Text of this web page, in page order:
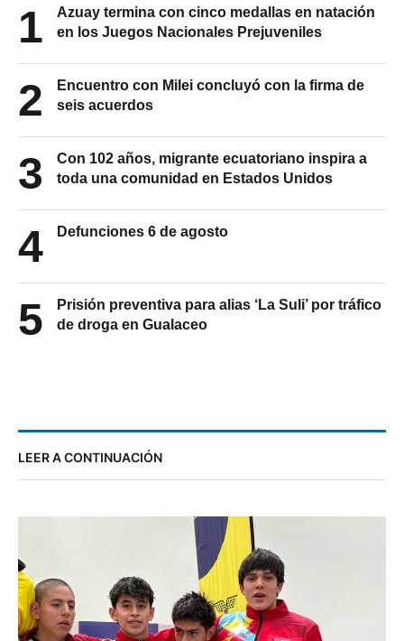
1
Azuay termina con cinco medallas en natación
en los Juegos Nacionales Prejuveniles
2
Encuentro con Milei concluyó con la firma de
seis acuerdos
3
Con 102 años, migrante ecuatoriano inspira a
toda una comunidad en Estados Unidos
4 Defunciones 6 de agosto
5
Prisión preventiva para alias ‘La Suli’ por tráfico
de droga en Gualaceo
LEER A CONTINUACIÓN